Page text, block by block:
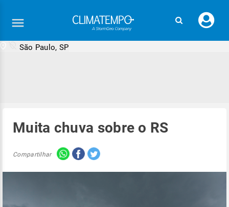
seu
São Paulo, SP
Muita chuva sobre o RS
Compartilhar